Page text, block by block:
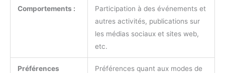
Comportements :
Participation à des événements et
autres activités, publications sur
les médias sociaux et sites web,
etc.
Préférences
Préférences quant aux modes de